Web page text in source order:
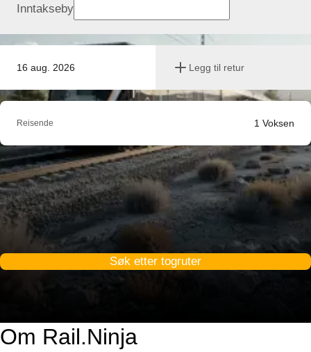
16 aug. 2026 Legg til retur
Inntakseby
Reisende 1 Voksen
Søk etter togruter
Om Rail.Ninja